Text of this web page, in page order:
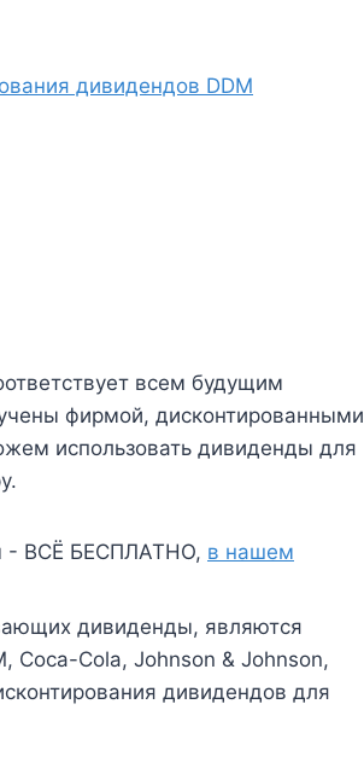
дивидендов DDM
всем будущим
фирмой, дисконтированными
использовать дивиденды для
- ВСЁ БЕСПЛАТНО, в нашем
дивиденды, являются
Coca-Cola, Johnson & Johnson,
дивидендов для